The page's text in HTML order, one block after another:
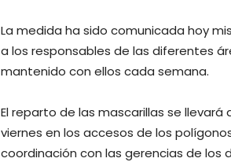
La medida ha sido comunicada hoy
a los responsables de las diferentes
mantenido con ellos cada semana.
El reparto de las mascarillas se
viernes en los accesos de los
coordinación con las gerencias de los